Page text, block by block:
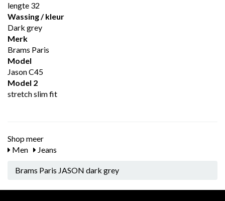
lengte 32
Wassing / kleur
Dark grey
Merk
Brams Paris
Model
Jason C45
Model 2
stretch slim fit
Shop meer
Men
Jeans
Brams Paris JASON dark grey